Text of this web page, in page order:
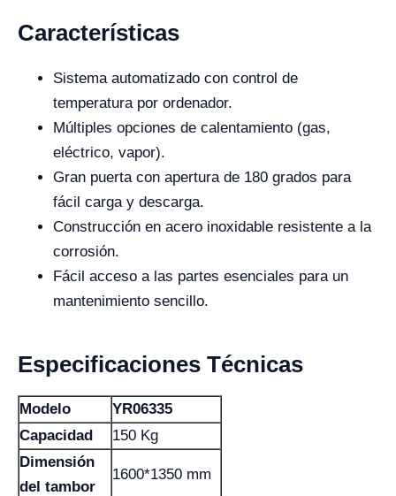
Características
Sistema automatizado con control de
temperatura por ordenador.
Múltiples opciones de calentamiento (gas,
eléctrico, vapor).
Gran puerta con apertura de 180 grados para
fácil carga y descarga.
Construcción en acero inoxidable resistente a la
corrosión.
Fácil acceso a las partes esenciales para un
mantenimiento sencillo.
Especificaciones Técnicas
Modelo
YR06335
Capacidad
150 Kg
Dimensión
del tambor
1600*1350 mm